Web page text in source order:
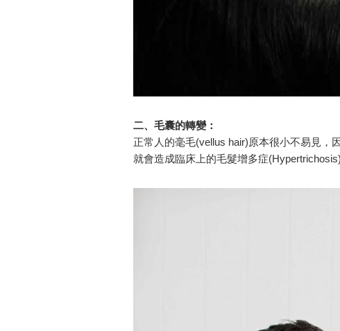
二、毛囊的轉變：
正常人的毫毛(vellus hair)原本很小不易見，
就會造成臨床上的毛髮增多症